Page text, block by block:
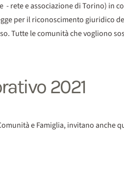
rete e associazione di Torino) in
per il riconoscimento giuridico
Tutte le comunità che vogliono
2021
e Famiglia, invitano